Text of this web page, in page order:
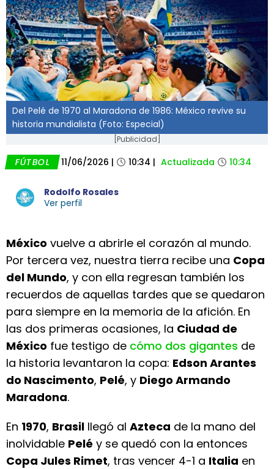
Del Pelé de 1970 al Maradona de 1986: México revive su
historia mundialista (Foto: Especial)
[Publicidad]
FÚTBOL 11/06/2026 | 10:34 | Actualizada 10:34
Rodolfo Rosales
Ver perfil
México vuelve a abrirle el corazón al mundo.
Por tercera vez, nuestra tierra recibe una Copa
del Mundo, y con ella regresan también los
recuerdos de aquellas tardes que se quedaron
para siempre en la memoria de la afición. En
las dos primeras ocasiones, la Ciudad de
México fue testigo de cómo dos gigantes de
la historia levantaron la copa: Edson Arantes
do Nascimento, Pelé, y Diego Armando
Maradona.
En 1970, Brasil llegó al Azteca de la mano del
inolvidable Pelé y se quedó con la entonces
Copa Jules Rimet, tras vencer 4-1 a Italia en